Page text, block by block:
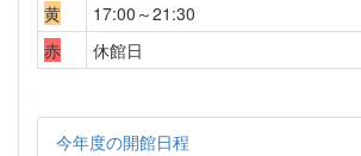
黄
17:00～21:30
赤
休館日
今年度の開館日程